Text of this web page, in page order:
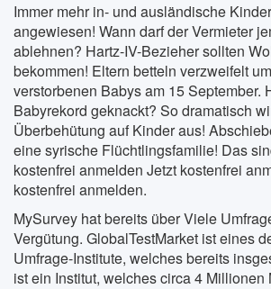
Immer mehr in- und ausländische
angewiesen! Wann darf der Vermieter
ablehnen? Hartz-IV-Bezieher sollten
bekommen! Eltern betteln verzweifelt
verstorbenen Babys am 15 September.
Babyrekord geknackt? So dramatisch
Überbehütung auf Kinder aus!
eine syrische Flüchtlingsfamilie! Das
kostenfrei anmelden Jetzt kostenfrei
kostenfrei anmelden.
MySurvey hat bereits über Viele
Vergütung. GlobalTestMarket ist eines
Umfrage-Institute, welches bereits
ist ein Institut, welches circa 4 Millionen